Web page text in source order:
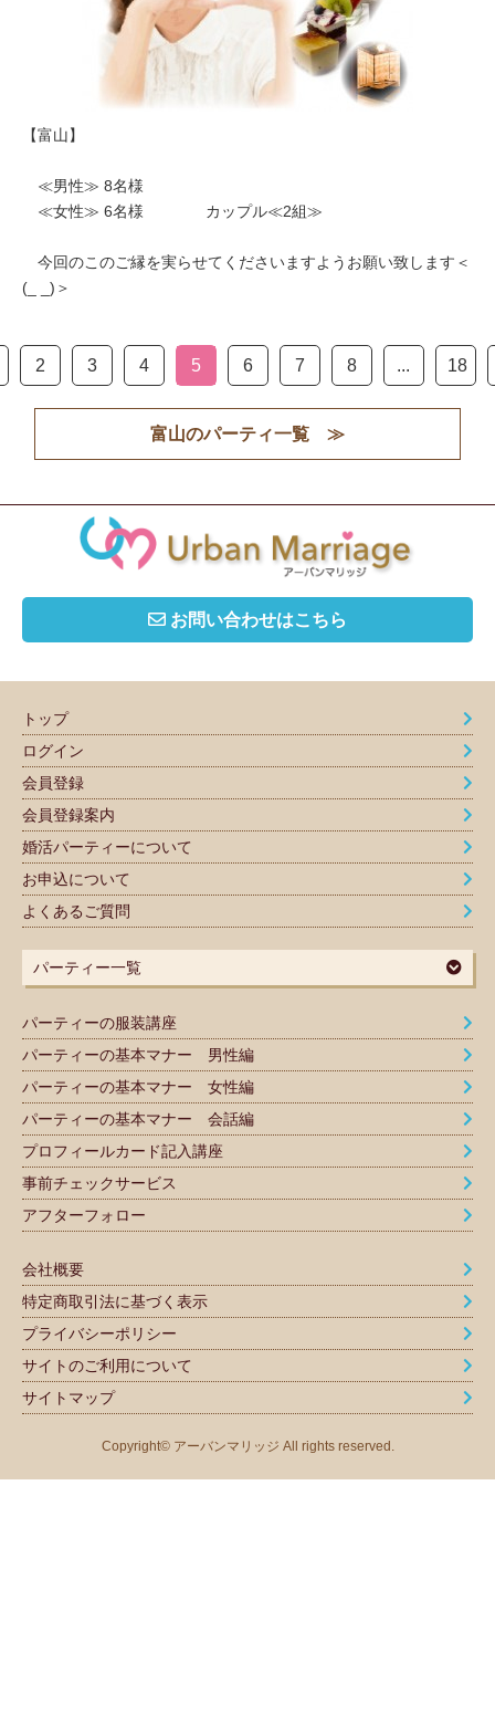
【富山】
≪男性≫ 8名様
≪女性≫ 6名様 カップル≪2組≫
今回のこのご縁を実らせてくださいますようお願い致します＜
(_ _)＞
2 3 4 5 6 7 8 ... 18
富山のパーティ一覧 ≫
お問い合わせはこちら
トップ
ログイン
会員登録
会員登録案内
婚活パーティーについて
お申込について
よくあるご質問
パーティー一覧
パーティーの服装講座
パーティーの基本マナー 男性編
パーティーの基本マナー 女性編
パーティーの基本マナー 会話編
プロフィールカード記入講座
事前チェックサービス
アフターフォロー
会社概要
特定商取引法に基づく表示
プライバシーポリシー
サイトのご利用について
サイトマップ
Copyright© アーバンマリッジ All rights reserved.